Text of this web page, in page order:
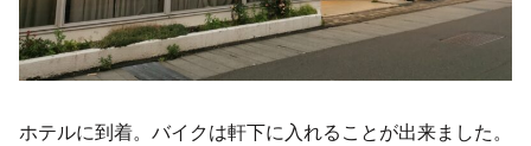
ホテルに到着。バイクは軒下に入れることが出来ました。